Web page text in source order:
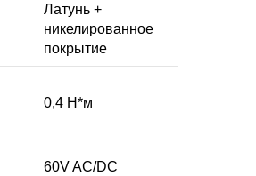
Латунь +
никелированное
покрытие
0,4 Н*м
60V AC/DC